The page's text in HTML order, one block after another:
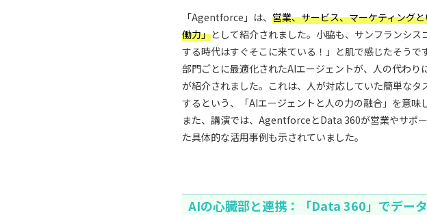
「Agentforce」は、 営業、サービス、マーケティング
働力」として紹介されました。小脇も、サンフランシ
する時代はすぐそこに来ている！」と肌で感じたそうです
部門ごとに最適化されたAIエージェントが、人の代わ
が紹介されました。これは、人が対応していた簡単な
するという、「AIエージェントと人の力の融合」を意味
また、講演では、AgentforceとData 360が営業やサポ
た具体的な活用事例も示されていました。
AIの心臓部と連携：「Data 360」でデー